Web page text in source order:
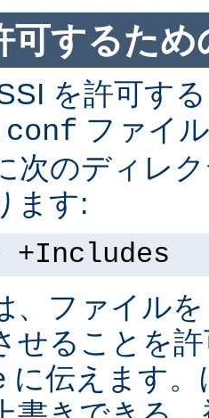
可するた
を許可す
ファイ
次のディレ
ます:
+Includes
、ファイル
せることを
に伝えます